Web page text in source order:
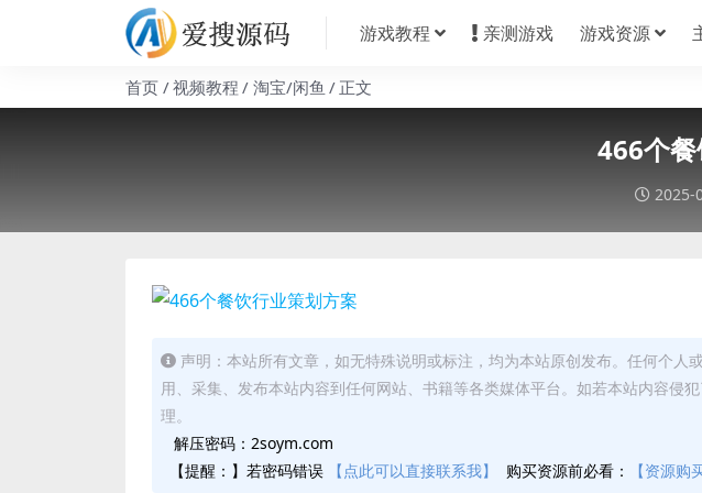
游戏教程 亲测游戏 游戏资源
首页 视频教程 淘宝/闲鱼 正文
466个
2025-
声明：本站所有文章，如无特殊说明或标注，均为本站原创发布。任何个人
用、采集、发布本站内容到任何网站、书籍等各类媒体平台。如若本站内容侵
理。
解压密码：2soym.com
【提醒：】若密码错误
【点此可以直接联系我】 购买资源前必看： 【资源购